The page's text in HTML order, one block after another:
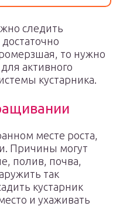
следить
то нужно
активного
кустарника.
месте роста,
Причины могут
полив, почва,
так
кустарник
и ухаживать